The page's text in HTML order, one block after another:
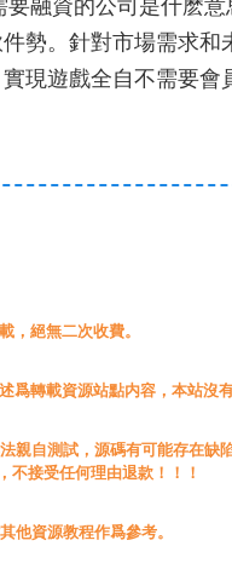
要融資的公司是什麽意
勢。針對市場需求和
現遊戲全自不需要會
絕無二次收費。
爲轉載資源站點内容，本站沒
親自測試，源碼有可能存在
不接受任何理由退款！！！
他資源教程作爲參考。